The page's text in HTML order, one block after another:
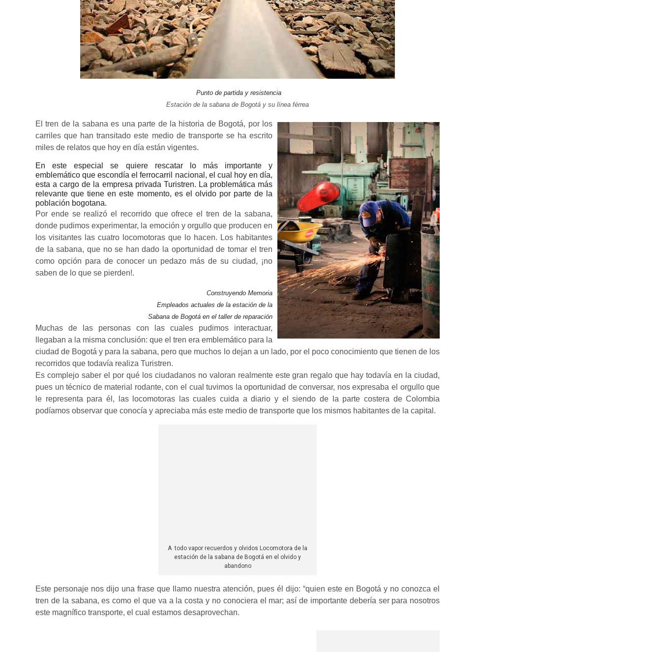
Punto de partida y resistencia
Estación de la sabana de Bogotá y su línea férrea
El tren de la sabana es una parte de la historia de Bogotá, por los
carriles que han transitado este medio de transporte se ha escrito
miles de relatos que hoy en día están vigentes.
En este especial se quiere rescatar lo más importante y
emblemático que escondía el ferrocarril nacional, el cual hoy en día,
esta a cargo de la empresa privada Turistren. La problemática más
relevante que tiene eneste momento, es el olvido por parte de la
población bogotana.
Por ende se realizó el recorrido que ofrece el tren de la sabana,
donde pudimos experimentar, la emoción y orgullo que producen en
los visitantes las cuatro locomotoras que lo hacen. Los habitantes
de la sabana, que no se han dado la oportunidad de tomar el tren
como opción para de conocer un pedazo más de su ciudad, ¡no
saben de lo que se pierden!.
Construyendo Memoria
Empleados actuales de la estación de la
Sabana de Bogotá en el taller de reparación
Muchas de las personas con las cuales pudimos interactuar,
llegaban a la misma conclusión: que el tren era emblemático para la
ciudad de Bogotá y para la sabana, pero que muchos lo dejan a un lado, por el poco conocimiento que tienen de los
recorridos que todavía realiza Turistren.
Es complejo saber el por qué los ciudadanos no valoran realmente este gran regalo que hay todavía en la ciudad,
pues un técnico de material rodante, con el cual tuvimos la oportunidad de conversar, nos expresaba el orgullo que
le representa para él, las locomotoras las cuales cuida a diario y el siendo de la parte costera de Colombia
podíamos observar que conocía y apreciaba más este medio de transporte que los mismos habitantes de la capital.
A todo vapor recuerdos y olvidos Locomotora de la
estación de la sabana de Bogotá en el olvido y
abandono
Este personaje nos dijo una frase que llamo nuestra atención, pues él dijo: “quien este en Bogotá y no conozca el
tren de la sabana, es como el que va a la costa y no conociera el mar; asíde importante debería ser para nosotros
este magnífico transporte, el cual estamos desaprovechan.